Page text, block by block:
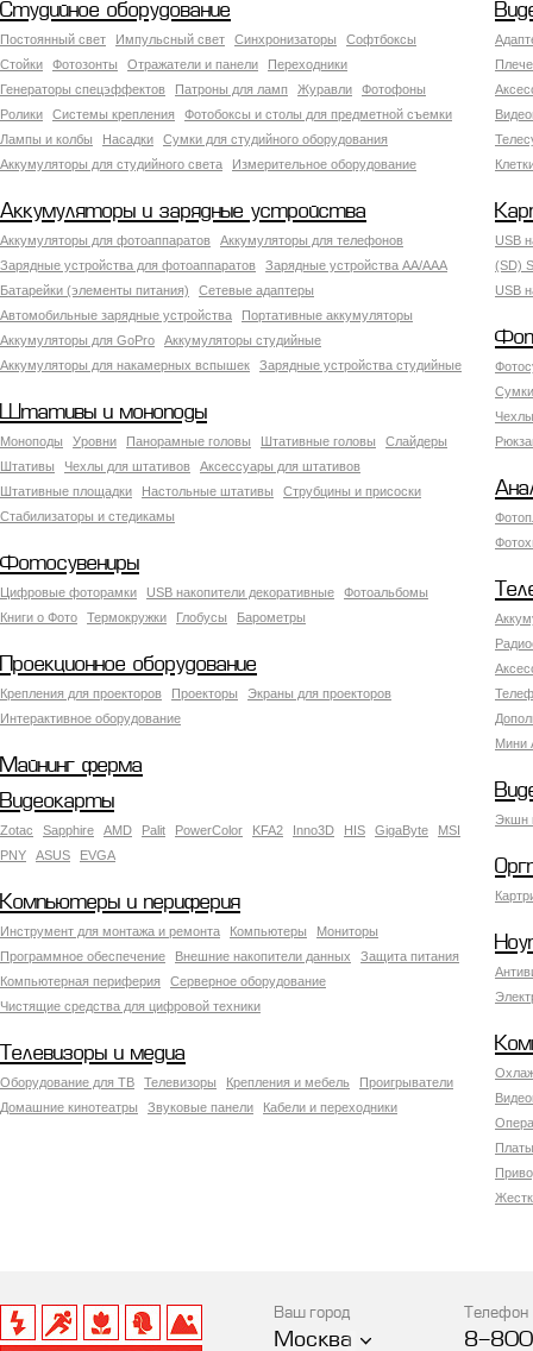
Студийное оборудование
Постоянный свет Импульсный свет Синхронизаторы
Софтбоксы
Стойки
Фотозонты Отражатели и панели
Переходники
Генераторы спецэффектов
Патроны для ламп Журавли
Фотофоны
Ролики
Системы крепления
Фотобоксы и столы для предметной съемки
Лампы и колбы
Насадки
Сумки для студийного оборудования
Аккумуляторы для студийного света
Измерительное оборудование
Аккумуляторы и зарядные устройства
Аккумуляторы для фотоаппаратов
Аккумуляторы для телефонов
Зарядные устройства для фотоаппаратов
Зарядные устройства AA/AAA
Батарейки (элементы питания)
Сетевые адаптеры
Автомобильные зарядные устройства
Портативные аккумуляторы
Аккумуляторы для GoPro
Аккумуляторы студийные
Аккумуляторы для накамерных вспышек
Зарядные устройства студийные
USB
(SD)
USB
Штативы и моноподы
Моноподы Уровни Панорамные головы Штативные головы
Слайдеры
Штативы
Чехлы для штативов
Аксессуары для штативов
Штативные площадки
Настольные штативы
Струбцины и присоски
Стабилизаторы и стедикамы
Фотосувениры
Цифровые фоторамки USB накопители декоративные
Фотоальбомы
Книги о Фото
Термокружки Глобусы Барометры
Мини
Проекционное оборудование
Крепления для проекторов Проекторы
Экраны для проекторов
Интерактивное оборудование
Майнинг ферма
Экшн
Видеокарты
Zotac Sapphire AMD Palit PowerColor KFA2 Inno3D HIS GigaByte
MSI
PNY
ASUS EVGA
Компьютеры и периферия
Инструмент для монтажа и ремонта Компьютеры
Мониторы
Программное обеспечение
Внешние накопители данных
Защита питания
Компьютерная периферия
Серверное оборудование
Чистящие средства для цифровой техники
Телевизоры и медиа
Оборудование для ТВ Телевизоры Крепления и мебель
Проигрыватели
Домашние кинотеатры
Звуковые панели Кабели и переходники
Ваш город
Москва
Телефон
8-